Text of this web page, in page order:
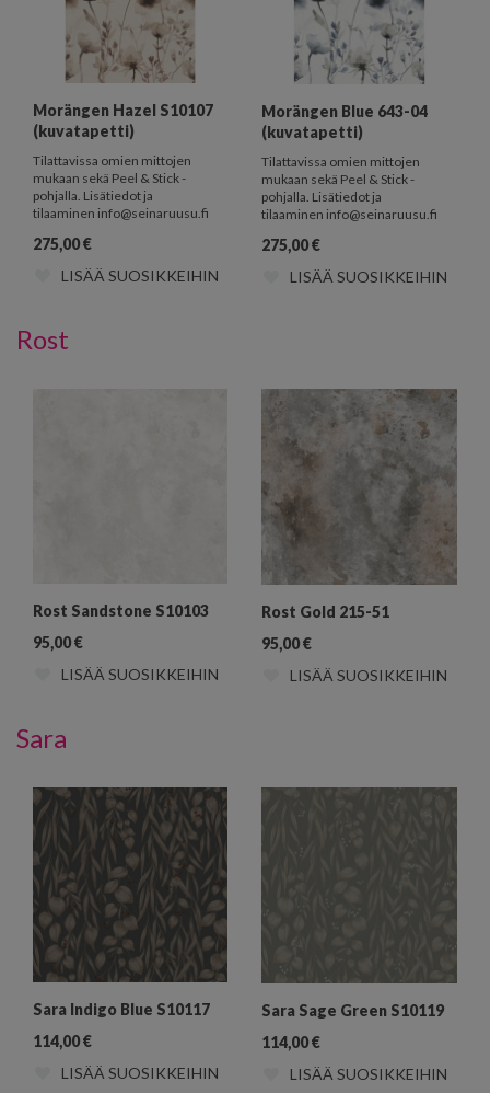
Morängen Hazel S10107
(kuvatapetti)
Tilattavissa omien mittojen
mukaan sekä Peel & Stick -
pohjalla. Lisätiedot ja
tilaaminen info@seinaruusu.fi
275,00€
LISÄÄ SUOSIKKEIHIN
Morängen Blue 643-04
(kuvatapetti)
Tilattavissa omien mittojen
mukaan sekä Peel & Stick -
pohjalla. Lisätiedot ja
tilaaminen info@seinaruusu.fi
275,00€
LISÄÄ SUOSIKKEIHIN
Rost
Rost Sandstone S10103
95,00€
LISÄÄ SUOSIKKEIHIN
Rost Gold 215-51
95,00€
LISÄÄ SUOSIKKEIHIN
Sara
Sara Indigo Blue S10117
114,00€
LISÄÄ SUOSIKKEIHIN
Sara Sage Green S10119
114,00€
LISÄÄ SUOSIKKEIHIN